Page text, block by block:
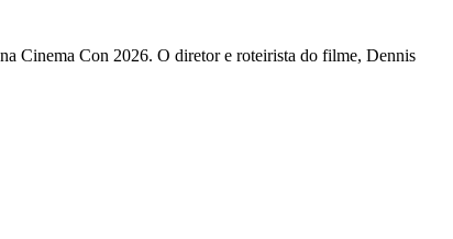
Cinema Con 2026. O diretor e roteirista do filme, Dennis